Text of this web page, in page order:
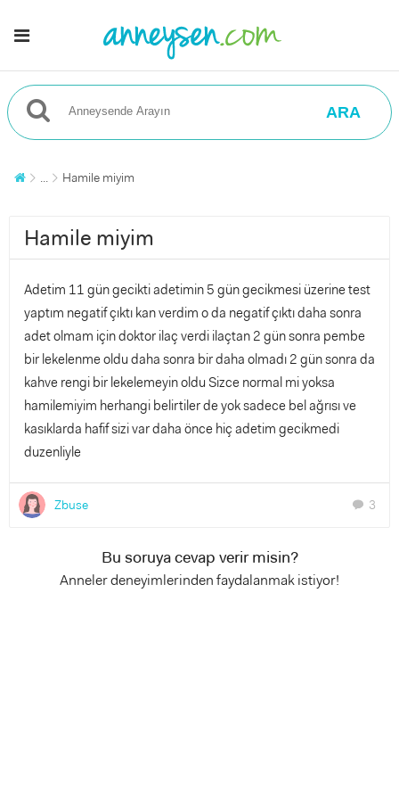
ARA
... Hamile miyim
Hamile miyim
Adetim 11 gün gecikti adetimin 5 gün gecikmesi üzerine test
yaptım negatif çıktı kan verdim o da negatif çıktı daha sonra
adet olmam için doktor ilaç verdi ilaçtan 2 gün sonra pembe
bir lekelenme oldu daha sonra bir daha olmadı 2 gün sonra da
kahve rengi bir lekelemeyin oldu Sizce normal mi yoksa
hamilemiyim herhangi belirtiler de yok sadece bel ağrısı ve
kasıklarda hafif sizi var daha önce hiç adetim gecikmedi
duzenliyle
Zbuse chat 3
Bu soruya cevap verir misin?
Anneler deneyimlerinden faydalanmak istiyor!